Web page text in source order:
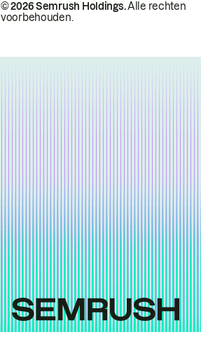
© 2026 Semrush Holdings.Alle rechten
voorbehouden.